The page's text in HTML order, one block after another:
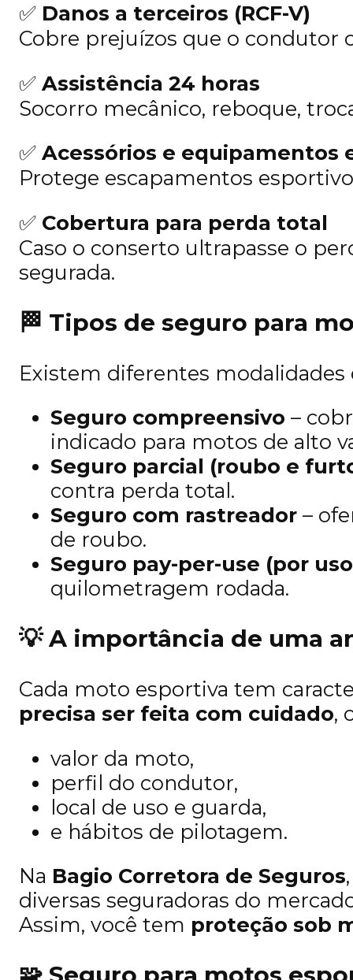
✅ Danos a terceiros (RCF-V)
Cobre prejuízos que o condutor
✅ Assistência 24 horas
Socorro mecânico, reboque,
✅ Acessórios e equipamentos
Protege escapamentos
✅ Cobertura para perda total
Caso o conserto ultrapasse o
segurada.
🏁 Tipos de seguro para
Existem diferentes
Seguro compreensivo –
indicado para motos de alto
Seguro parcial (roubo e
contra perda total.
Seguro com rastreador –
de roubo.
Seguro pay-per-use (por
quilometragem rodada.
💡A importância de uma
Cada moto esportiva tem
precisa ser feita com cuidado,
valor da moto,
perfil do condutor,
local de uso e guarda,
e hábitos de pilotagem.
Na Bagio Corretora de Seguros
diversas seguradoras do
Assim, você tem proteção sob